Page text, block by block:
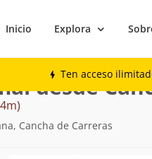
Inicio Explora
Ten acceso
desde
Cancha de Carreras